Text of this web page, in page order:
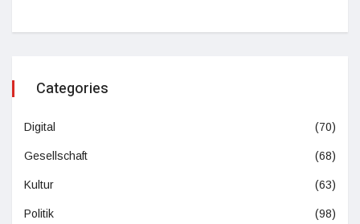
Categories
Digital (70)
Gesellschaft (68)
Kultur (63)
Politik (98)